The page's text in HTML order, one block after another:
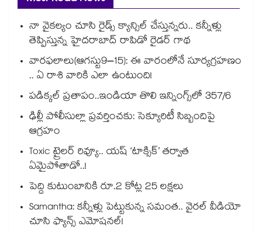
నా వైకల్యం చూసి రైడ్స్ క్యాన్సిల్ చేస్తున్నరు.. కన్నీళ్లు
తెప్పిస్తున్న హైదరాబాద్ రాపిడో రైడర్ గాథ
వారఫలాలు(ఆగస్టు9–15): ఈ వారంలోనే సూర్యగ్రహణం
.. ఏ రాశి వారికి ఎలా ఉంటుంది!
పడిక్కల్‌‌ ప్రతాపం..ఇండియా తొలి ఇన్నింగ్స్‌‌లో 357/6
ఢిల్లీ పోలీసుల్లా ప్రవర్తించకు: సెక్యూరిటీ సిబ్బందిపై
ఆగ్రహం
Toxic ట్రైలర్ రివ్యూ.. యష్ ‘టాక్సిక్’ తర్వాత
ఏమైపోతాడో..!
పెద్ది కుటుంబానికి రూ.2 కోట్ల 25 లక్షలు
Samantha: కన్నీళ్లు పెట్టుకున్న సమంత.. వైరల్ వీడియో
చూసి ఫ్యాన్స్ ఎమోషనల్!